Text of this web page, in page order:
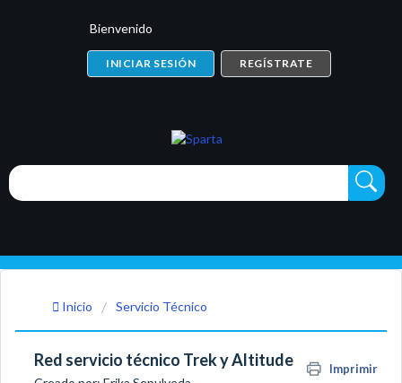
Bienvenido
INICIAR SESIÓN REGÍSTRATE
Inicio Servicio Técnico
Red servicio técnico Trek y Altitude Imprimir